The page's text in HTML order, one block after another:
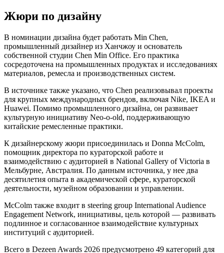
Жюри по дизайну
В номинации дизайна будет работать Min Chen,
промышленный дизайнер из Ханчжоу и основатель
собственной студии Chen Min Office. Его практика
сосредоточена на промышленных продуктах и исследованиях
материалов, ремесла и производственных систем.
В источнике также указано, что Chen реализовывал проекты
для крупных международных брендов, включая Nike, IKEA и
Huawei. Помимо промышленного дизайна, он развивает
культурную инициативу Neo-o-old, поддерживающую
китайские ремесленные практики.
К дизайнерскому жюри присоединилась и Donna McColm,
помощник директора по кураторской работе и
взаимодействию с аудиторией в National Gallery of Victoria в
Мельбурне, Австралия. По данным источника, у нее два
десятилетия опыта в академической сфере, кураторской
деятельности, музейном образовании и управлении.
McColm также входит в steering group International Audience
Engagement Network, инициативы, цель которой — развивать
подлинное и согласованное взаимодействие культурных
институций с аудиторией.
Всего в Dezeen Awards 2026 предусмотрено 49 категорий для